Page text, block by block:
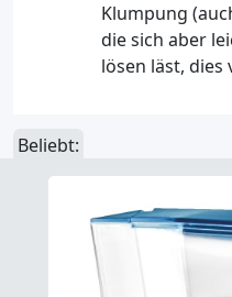
Klumpung
die sich aber
lösen läst,
Beliebt: